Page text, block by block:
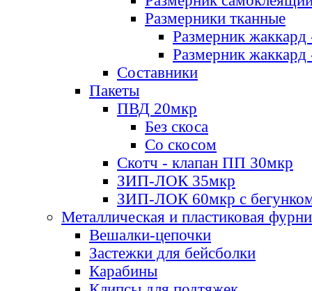
Размерники тканные
Размерник
Размерник
Составники
Пакеты
ПВД 20мкр
Без скоса
Со скосом
Скотч - клапан ПП 30мкр
ЗИП-ЛОК 35мкр
ЗИП-ЛОК 60мкр с
Металлическая и пластиковая
Вешалки-цепочки
Застежки для бейсболки
Карабины